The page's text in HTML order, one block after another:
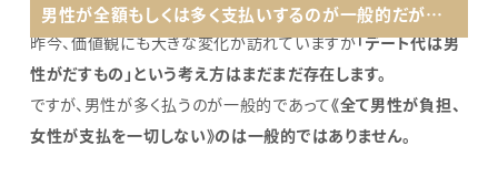
男性が全額もしくは多く支払いするのが一般的だが…
昨今、価値観にも大きな変化が訪れていますが「デート代は男
性がだすもの」という考え方はまだまだ存在します。
ですが、男性が多く払うのが一般的であって《全て男性が負担、
女性が支払を一切しない》のは一般的ではありません。